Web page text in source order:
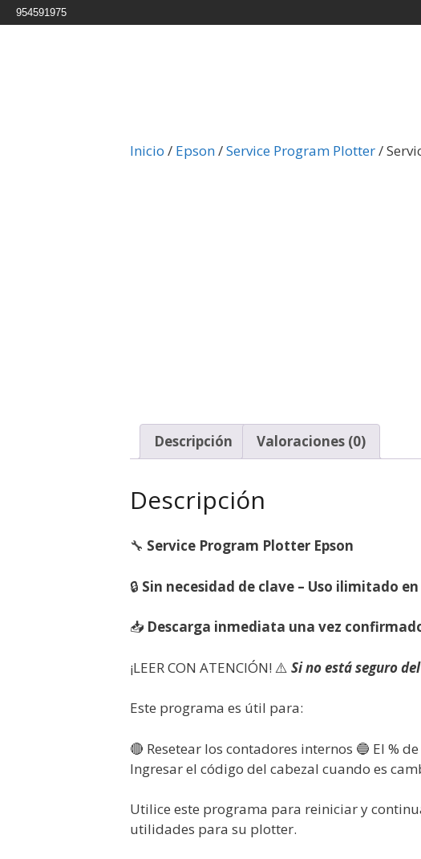
954591975
Inicio / Epson/Service Program Plotter/
Descripción Valoraciones (0)
Descripción
🔧 Service Program Plotter Epson
🔒 Sin necesidad de clave – Uso ilimitado en
📥 Descarga inmediata una vez
¡LEER CON ATENCIÓN! ⚠️ Si no está seguro
Este programa es útil para:
🔴 Resetear los contadores internos 🔵 El %
Ingresar el código del cabezal cuando es
Utilice este programa para reiniciar y
utilidades para su plotter.